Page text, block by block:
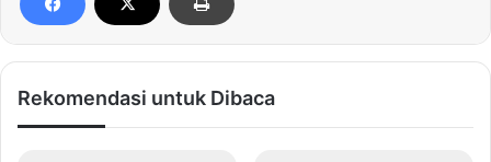
Rekomendasi untuk Dibaca